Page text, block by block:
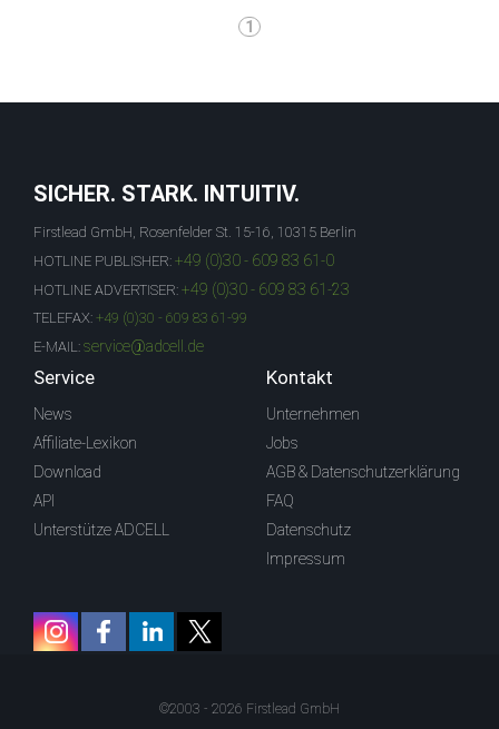
1
SICHER. STARK. INTUITIV.
Firstlead GmbH, Rosenfelder St. 15-16, 10315 Berlin
HOTLINE PUBLISHER: +49 (0)30 - 609 83 61-0
HOTLINE ADVERTISER: +49 (0)30 - 609 83 61-23
TELEFAX: +49 (0)30 - 609 83 61-99
E-MAIL: service@adcell.de
Service
News
Affiliate-Lexikon
Download
API
Unterstütze ADCELL
Kontakt
Unternehmen
Jobs
AGB & Datenschutzerklärung
FAQ
Datenschutz
Impressum
©2003 - 2026 Firstlead GmbH